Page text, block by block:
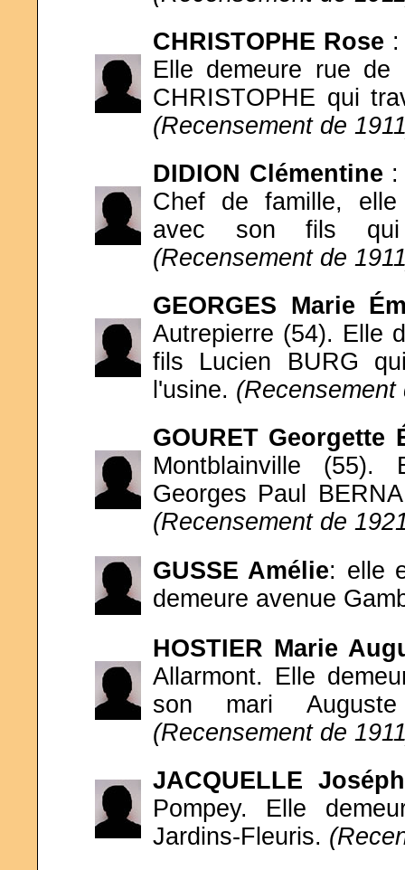
CHRISTOPHE Rose
Elle demeure rue de
CHRISTOPHE qui
(Recensement de
DIDION Clémentine :
Chef de famille, elle
avec son fils qui
(Recensement de
GEORGES Marie
Autrepierre (54). Elle
fils Lucien BURG
l'usine. (Recensement
GOURET Georgette
Montblainville
Georges Paul
(Recensement de
GUSSE Amélie: elle
demeure avenue
HOSTIER Marie
Allarmont. Elle
son mari
(Recensement de
JACQUELLE
Pompey. Elle
Jardins-Fleuris.